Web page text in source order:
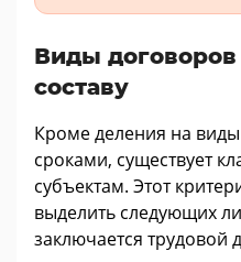
Виды
составу
Кроме деления на виды
сроками, существует
субъектам. Этот
выделить следующих
заключается трудовой